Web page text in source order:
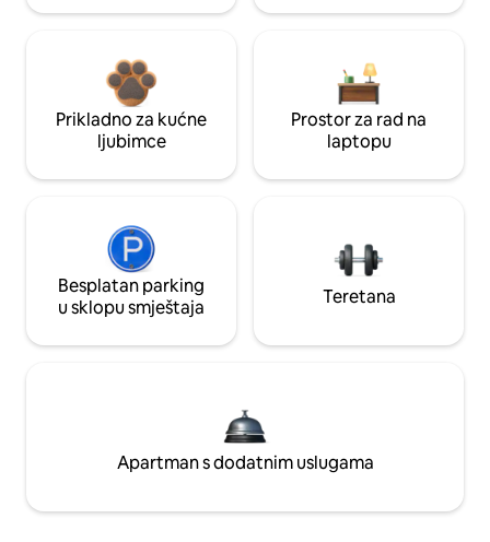
Prikladno za kućne
ljubimce
Prostor za rad na
laptopu
Besplatan parking
u sklopu smještaja
Teretana
Apartman s dodatnim uslugama